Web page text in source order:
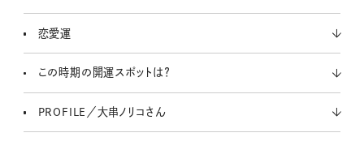
恋愛運
この時期の開運スポットは？
PROFILE／大串ノリコさん